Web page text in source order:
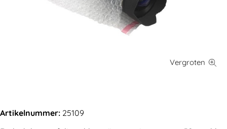
Artikelnummer: 25109